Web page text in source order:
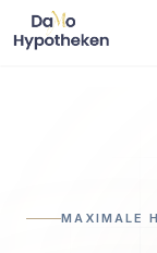
MAXIMALE